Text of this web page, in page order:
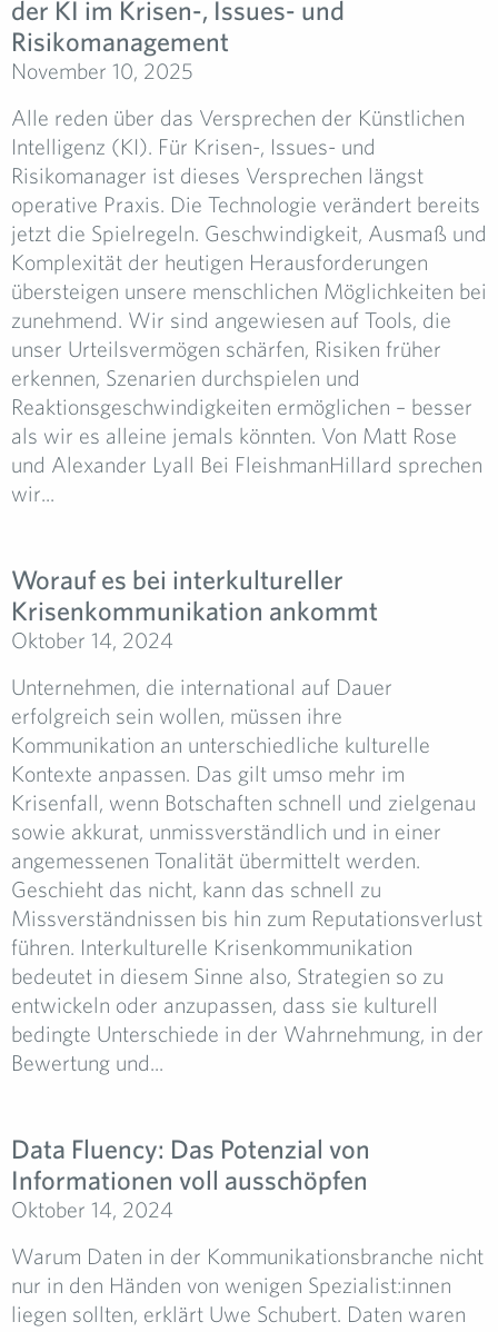
der KI im Krisen-, Issues- und
Risikomanagement
November 10, 2025
Alle reden über das Versprechen der Künstlichen
Intelligenz (KI). Für Krisen-, Issues- und
Risikomanager ist dieses Versprechen längst
operative Praxis. Die Technologie verändert bereits
jetzt die Spielregeln. Geschwindigkeit, Ausmaß und
Komplexität der heutigen Herausforderungen
übersteigen unsere menschlichen Möglichkeiten bei
zunehmend. Wir sind angewiesen auf Tools, die
unser Urteilsvermögen schärfen, Risiken früher
erkennen, Szenarien durchspielen und
Reaktionsgeschwindigkeiten ermöglichen – besser
als wir es alleine jemals könnten. Von Matt Rose
und Alexander Lyall Bei FleishmanHillard sprechen
wir...
Worauf es bei interkultureller
Krisenkommunikation ankommt
Oktober 14, 2024
Unternehmen, die international auf Dauer
erfolgreich sein wollen, müssen ihre
Kommunikation an unterschiedliche kulturelle
Kontexte anpassen. Das gilt umso mehr im
Krisenfall, wenn Botschaften schnell und zielgenau
sowie akkurat, unmissverständlich und in einer
angemessenen Tonalität übermittelt werden.
Geschieht das nicht, kann das schnell zu
Missverständnissen bis hin zum Reputationsverlust
führen. Interkulturelle Krisenkommunikation
bedeutet in diesem Sinne also, Strategien so zu
entwickeln oder anzupassen, dass sie kulturell
bedingte Unterschiede in der Wahrnehmung, in der
Bewertung und...
Data Fluency: Das Potenzial von
Informationen voll ausschöpfen
Oktober 14, 2024
Warum Daten in der Kommunikationsbranche nicht
nur in den Händen von wenigen Spezialist:innen
liegen sollten, erklärt Uwe Schubert. Daten waren